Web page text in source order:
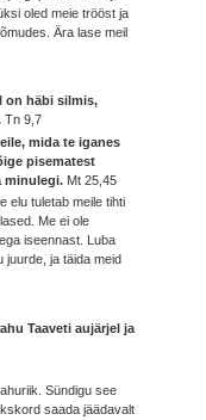
oled meie trööst ja
Ära lase meil
on häbi silmis,
Tn 9,7
mida te iganes
pisematest
minulegi. Mt 25,45
elu tuletab meile tihti
Me ei ole
iseennast. Luba
juurde, ja täida meid
Taaveti aujärjel ja
Sündigu see
saada jäädavalt